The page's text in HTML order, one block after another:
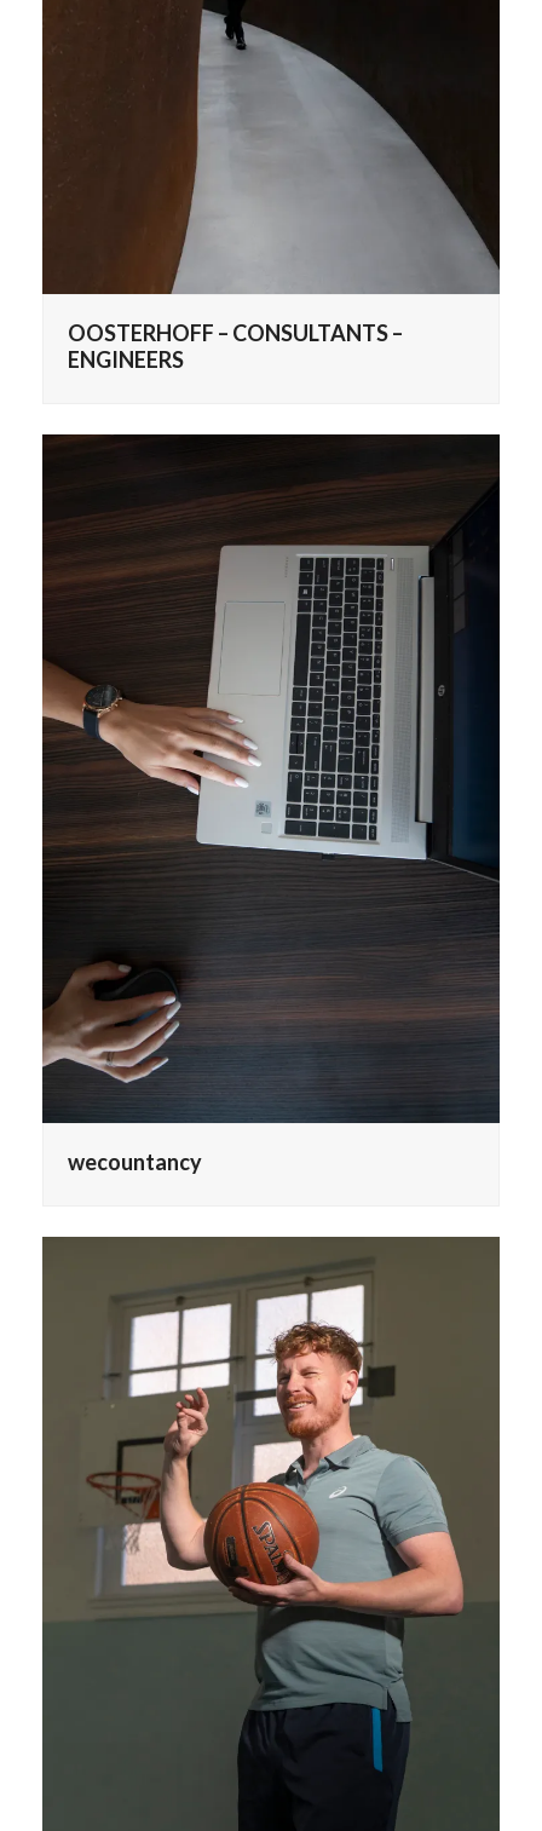
OOSTERHOFF – CONSULTANTS –
ENGINEERS
wecountancy